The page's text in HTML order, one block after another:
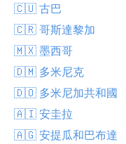
🇨🇺 古巴
🇨🇷 哥斯達黎加
🇲🇽 墨西哥
🇩🇲 多米尼克
🇩🇴 多米尼加共和國
🇦🇮 安圭拉
🇦🇬 安提瓜和巴布達